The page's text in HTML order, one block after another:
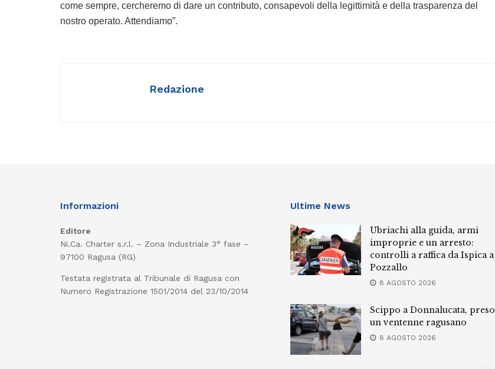
come sempre, cercheremo di dare un contributo, consapevoli della legittimità e della trasparenza del
nostro operato. Attendiamo”.
Redazione
Informazioni
Editore
Ni.Ca. Charter s.r.l. – Zona Industriale 3° fase –
97100 Ragusa (RG)
Testata registrata al Tribunale di Ragusa con
Numero Registrazione 1501/2014 del 23/10/2014
Ultime News
Ubriachi alla guida, armi
improprie e un arresto:
controlli a raffica da Ispica a
Pozzallo
8 AGOSTO 2026
Scippo a Donnalucata, preso
un ventenne ragusano
8 AGOSTO 2026